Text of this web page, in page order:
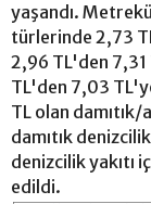
yaşandı.
türlerinde 2,73
2,96 TL'den 7,31
TL'den 7,03
TL olan
damıtık
denizcilik yakıtı
edildi.